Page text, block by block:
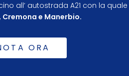
all’ autostrada A21 con la
Cremona e Manerbio.
ORA